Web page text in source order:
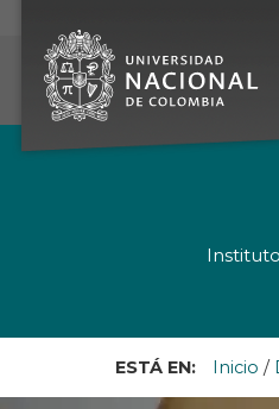
Instituto
ESTÁ EN: Inicio /